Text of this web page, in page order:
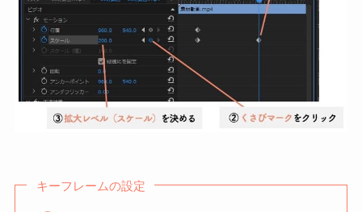
キーフレームの設定